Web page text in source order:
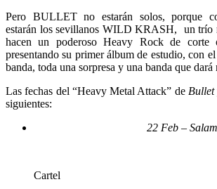
Pero BULLET no estarán solos, porque
estarán los sevillanos WILD KRASH, un trío
hacen un poderoso Heavy Rock de corte
presentando su primer álbum de estudio, con
banda, toda una sorpresa y una banda que
Las fechas del “Heavy Metal Attack” de Bullet
siguientes:
22 Feb –
Cartel